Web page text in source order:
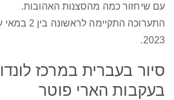
עם שיחזור כמה מהסצנות האהובות.
2023.
סיור בעברית במרכז
בעקבות הארי פוטר